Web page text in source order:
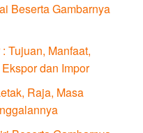
Beserta Gambarnya
Tujuan, Manfaat,
dan Impor
Raja, Masa